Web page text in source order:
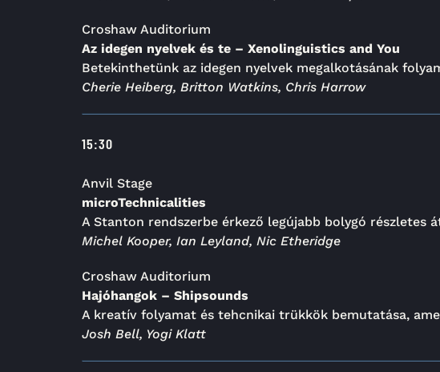
Croshaw Auditorium
Az idegen nyelvek és te – Xenolinguistics and You
Betekinthetünk az idegen nyelvek megalkotásának
Cherie Heiberg, Britton Watkins, Chris Harrow
15:30
Anvil Stage
microTechnicalities
A Stanton rendszerbe érkező legújabb bolygó részletes
Michel Kooper, Ian Leyland, Nic Etheridge
Croshaw Auditorium
Hajóhangok – Shipsounds
A kreatív folyamat és tehcnikai trükkök bemutatása,
Josh Bell, Yogi Klatt